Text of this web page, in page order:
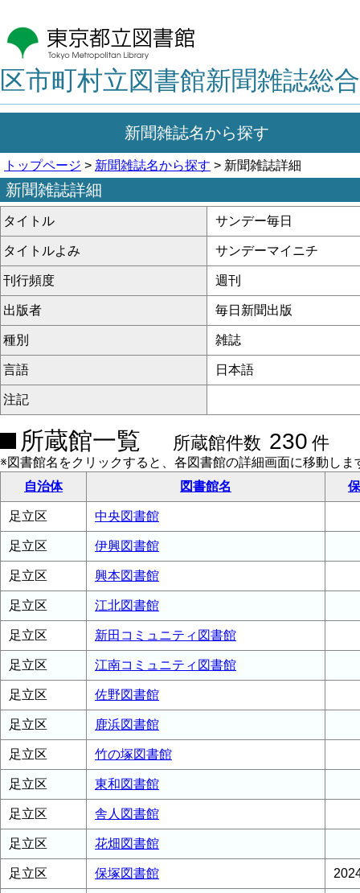
区市町村立図書館新聞雑誌総
新聞雑誌名から探す
トップページ > 新聞雑誌名から探す > 新聞雑誌詳細
新聞雑誌詳細
タイトル サンデー毎日
タイトルよみ サンデーマイニチ
刊行頻度 週刊
出版者 毎日新聞出版
種別 雑誌
言語 日本語
注記
所蔵館一覧 所蔵館件数 230 件
※図書館名をクリックすると、各図書館の詳細画面に移動しま
自治体
図書館名
足立区 中央図書館
足立区 伊興図書館
足立区 興本図書館
足立区 江北図書館
足立区 新田コミュニティ図書館
足立区 江南コミュニティ図書館
足立区 佐野図書館
足立区 鹿浜図書館
足立区 竹の塚図書館
足立区 東和図書館
足立区 舎人図書館
足立区 花畑図書館
足立区 保塚図書館